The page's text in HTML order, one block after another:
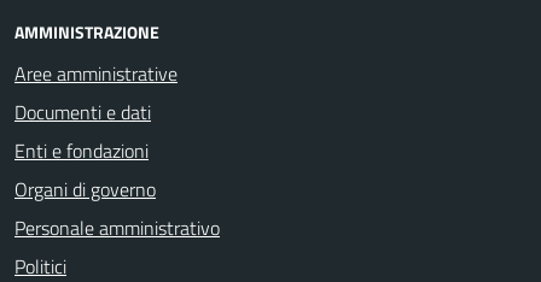
AMMINISTRAZIONE
Aree amministrative
Documenti e dati
Enti e fondazioni
Organi di governo
Personale amministrativo
Politici